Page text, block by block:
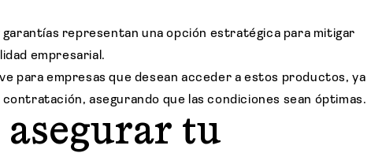
representan una opción estratégica para mitigar
empresarial.
para empresas que desean acceder a estos productos, ya
asegurando que las condiciones sean óptimas.
tu